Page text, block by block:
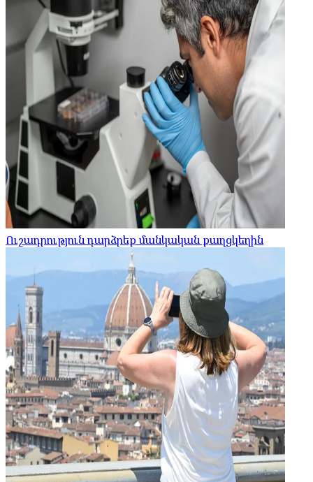
Ուշադրություն դարձրեք մանկական քաղցկեղին